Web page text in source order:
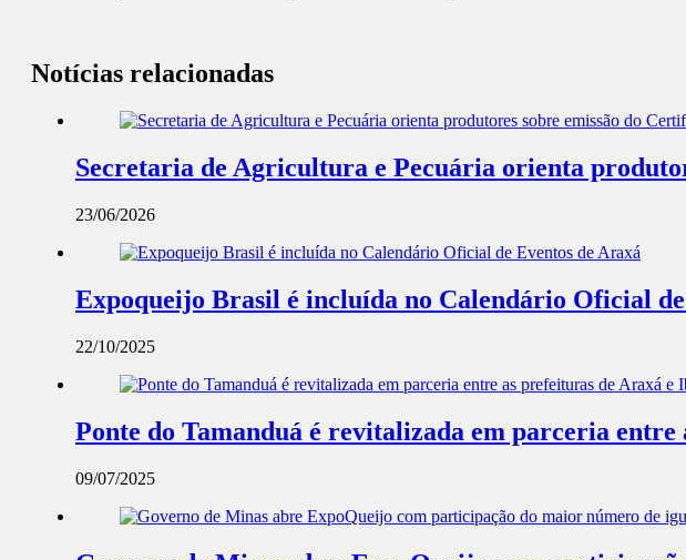
Notícias relacionadas
Secretaria de Agricultura e Pecuária orienta
23/06/2026
Expoqueijo Brasil é incluída no Calendário Oficial
22/10/2025
Ponte do Tamanduá é revitalizada em parceria
09/07/2025